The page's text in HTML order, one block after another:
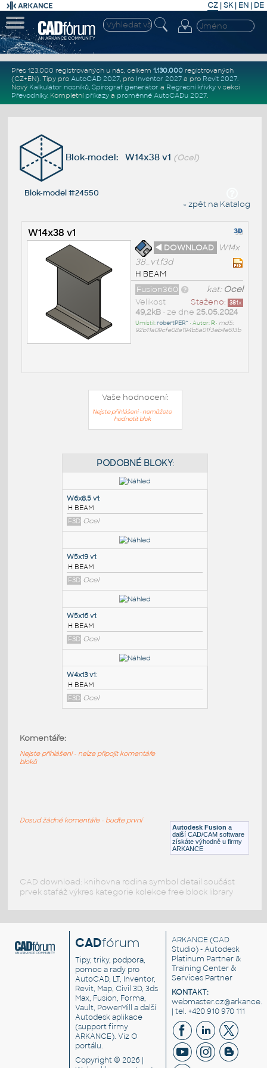
CZ | SK| EN | DE
Přes 123.000 registrovaných u nás, celkem 1.130.000registrovaných
(CZ+EN). Tipy pro AutoCAD 2027, pro Inventor 2027a pro Revit 2027.
Nový Kalkulátor nosníků, Spirograf generátor a Regresní křivkyv sekci
Převodníky. Kompletní příkazya proměnné AutoCADu 2027.
Blok-model: W14x38 v1 (Ocel)
Blok-model #24550
« zpět na Katalog
W14x38 v1
◄ DOWNLOAD
W14x
38_v1.f3d
H BEAM
kat: Ocel
Fusion360
Staženo: 381x
Velikost
49,2kB• ze dne 25.05.2024
Umístil:robertPER^ • Autor: R• md5:
92b11a09cfe08a194b5a01f3eb4e513b
Vaše hodnocení:
Nejste přihlášeni - nemůžete
hodnotit blok
PODOBNÉ BLOKY
W6x8.5 v1
F3D Ocel
H BEAM
F3D
F3D Ocel
F3D Ocel
Autodesk Fusion a
další CAD/CAM software
získáte výhodně u firmy
ARKANCE
Komentáře:
Nejste přihlášeni - nelze připojit komentáře
bloků
Dosud žádné komentáře - buďte první
CAD download: knihovna rodina symbol detail součást
prvek stafáž výkres kategorie kolekce free block library
CADfórum
Tipy, triky, podpora,
pomoc a rady pro
AutoCAD, LT, Inventor,
Revit, Map, Civil 3D, 3ds
Max, Fusion, Forma,
Vault, PowerMill a další
Autodesk aplikace
(support firmy
ARKANCE). VizO
portálu.
Copyright © 2026 |
ARKANCE (CAD
Studio) - Autodesk
Platinum Partner &
Training Center &
Services Partner
KONTAKT:
| tel. +420 910 970 111